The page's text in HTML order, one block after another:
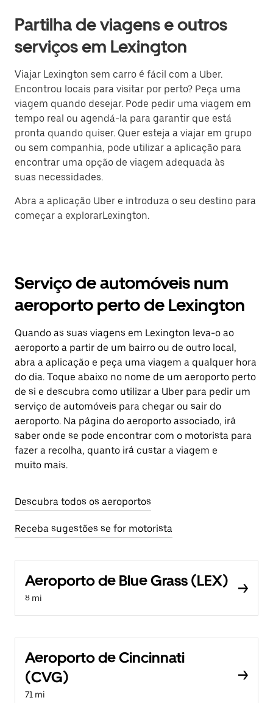
Partilha de viagens e outros
serviços em Lexington
Viajar Lexington sem carro é fácil com a Uber.
Encontrou locais para visitar por perto? Peça uma
viagem quando desejar. Pode pedir uma viagem em
tempo real ou agendá-la para garantir que está
pronta quando quiser. Quer esteja a viajar em grupo
ou sem companhia, pode utilizar a aplicação para
encontrar uma opção de viagem adequada às
suas necessidades.
Abra a aplicação Uber e introduza o seu destino para
começar a explorarLexington.
Serviço de automóveis num
aeroporto perto de Lexington
Quando as suas viagens em Lexington leva-o ao
aeroporto a partir de um bairro ou de outro local,
abra a aplicação e peça uma viagem a qualquer hora
do dia. Toque abaixo no nome de um aeroporto perto
de si e descubra como utilizar a Uber para pedir um
serviço de automóveis para chegar ou sair do
aeroporto. Na página do aeroporto associado, irá
saber onde se pode encontrar com o motorista para
fazer a recolha, quanto irá custar a viagem e
muito mais.
Descubra todos os aeroportos
Receba sugestões se for motorista
Aeroporto de Blue Grass (LEX)
8 mi
Aeroporto de Cincinnati
(CVG)
71 mi